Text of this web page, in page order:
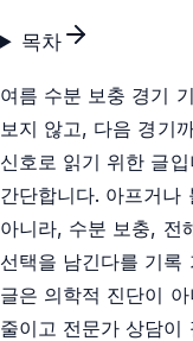
목차
여름 수분 보충 경기
보지 않고, 다음 경기
신호로 읽기 위한 글
간단합니다. 아프거나
아니라, 수분 보충, 전
선택을 남긴다를 기록
글은 의학적 진단이
줄이고 전문가 상담이